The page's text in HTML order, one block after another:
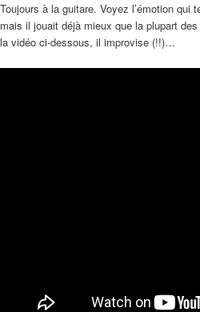
Toujours à la guitare. Voyez l’émotion
mais il jouait déjà mieux que la plupart
la vidéo ci-dessous, il improvise (!!)…